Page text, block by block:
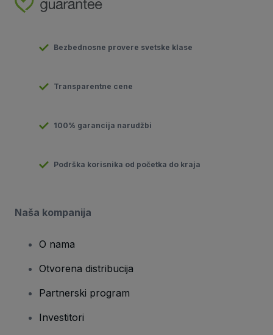
Bezbednosne provere svetske klase
Transparentne cene
100% garancija narudžbi
Podrška korisnika od početka do kraja
Naša kompanija
O nama
Otvorena distribucija
Partnerski program
Investitori